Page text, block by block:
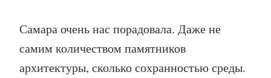
Самара очень нас порадовала. Даже не
самим количеством памятников
архитектуры, сколько сохранностью среды.